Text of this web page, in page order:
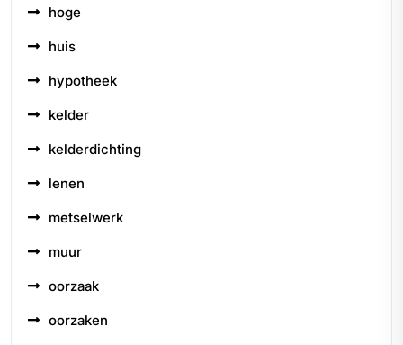
hoge
huis
hypotheek
kelder
kelderdichting
lenen
metselwerk
muur
oorzaak
oorzaken